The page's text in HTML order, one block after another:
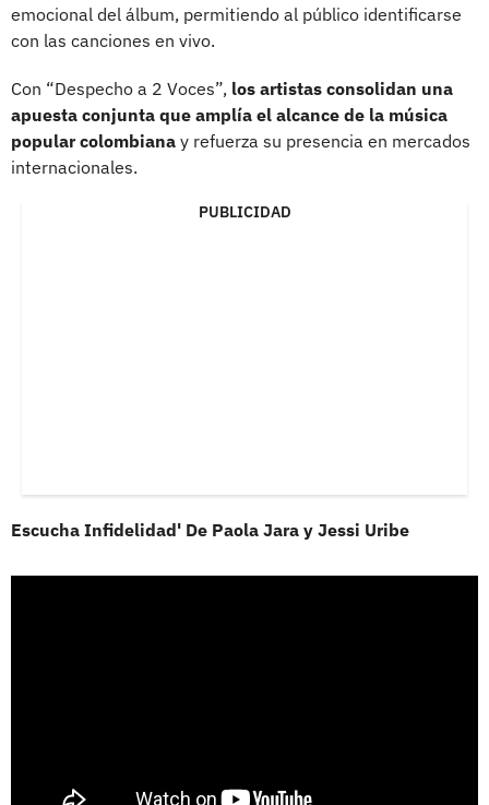
emocional del álbum, permitiendo al público identificarse
con las canciones en vivo.
Con “Despecho a 2 Voces”, los artistas consolidan una
apuesta conjunta que amplía el alcance de la música
popular colombiana y refuerza su presencia en mercados
internacionales.
PUBLICIDAD
Escucha Infidelidad' De Paola Jara y Jessi Uribe